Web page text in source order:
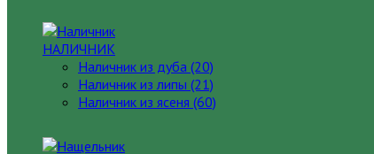
НАЛИЧНИК
Наличник из дуба (20)
Наличник из липы (21)
Наличник из ясеня (60)